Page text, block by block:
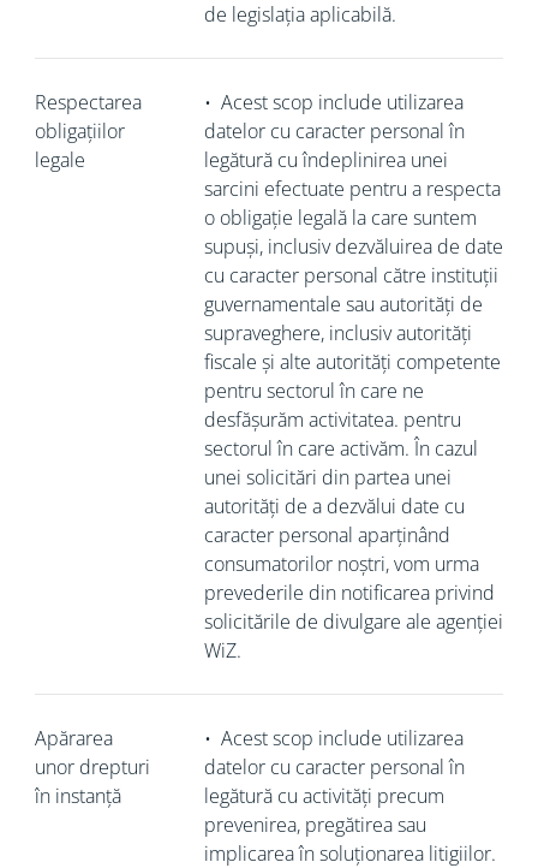
de legislația aplicabilă.
Respectarea
obligațiilor
legale
• Acest scop include utilizarea
datelor cu caracter personal în
legătură cu îndeplinirea unei
sarcini efectuate pentru a respecta
o obligație legală la care suntem
supuși, inclusiv dezvăluirea de date
cu caracter personal către instituții
guvernamentale sau autorități de
supraveghere, inclusiv autorități
fiscale și alte autorități competente
pentru sectorul în care ne
desfășurăm activitatea. pentru
sectorul în care activăm. În cazul
unei solicitări din partea unei
autorități de a dezvălui date cu
caracter personal aparținând
consumatorilor noștri, vom urma
prevederile din notificarea privind
solicitările de divulgare ale agenției
WiZ.
Apărarea
unor drepturi
în instanță
• Acest scop include utilizarea
datelor cu caracter personal în
legătură cu activități precum
prevenirea, pregătirea sau
implicarea în soluționarea litigiilor.